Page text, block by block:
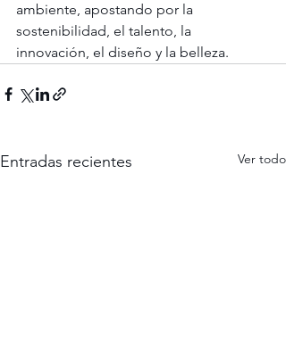
ambiente, apostando por la
sostenibilidad, el talento, la
innovación, el diseño y la belleza.
Entradas recientes Ver todo